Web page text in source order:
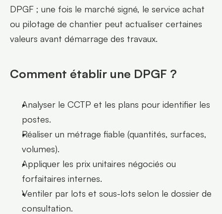
DPGF ; une fois le marché signé, le service achat
ou pilotage de chantier peut actualiser certaines
valeurs avant démarrage des travaux.
Comment établir une DPGF ?
Analyser le CCTP et les plans pour identifier les
postes.
Réaliser un métrage fiable (quantités, surfaces,
volumes).
Appliquer les prix unitaires négociés ou
forfaitaires internes.
Ventiler par lots et sous-lots selon le dossier de
consultation.